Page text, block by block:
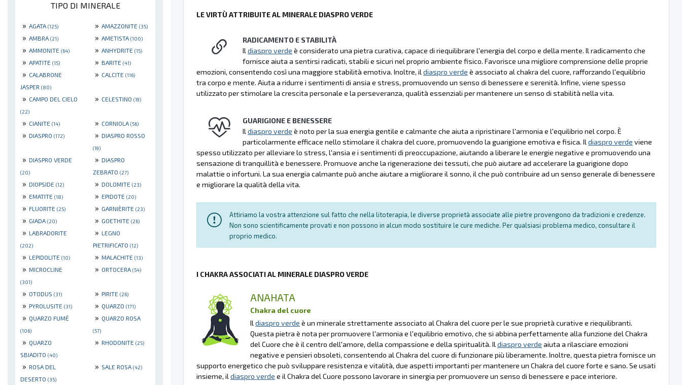
TIPO DI MINERALE
» AGATA (125) » AMAZZONITE (35)
» AMBRA (21) » AMETISTA (100)
» AMMONITE (64) » ANHYDRITE (15)
» APATITE (15) » BARITE (41)
» CALABRONE
JASPER (80)
» CALCITE (116)
» CAMPO DEL CIELO
(22)
» CELESTINO (19)
» CIANITE (14) » CORNIOLA (56)
» DIASPRO (172) » DIASPRO ROSSO
(19)
» DIASPRO VERDE
(20)
» DIASPRO
ZEBRATO (27)
» DIOPSIDE (12) » DOLOMITE (23)
» EMATITE (18) » EPIDOTE (20)
» FLUORITE (25) » GARNIÈRITE (23)
» GIADA (20) » GOETHITE (26)
» LABRADORITE
(202)
» LEGNO
PIETRIFICATO (12)
» LEPIDOLITE (10) » MALACHITE (13)
» MICROCLINE
(301)
» ORTOCERA (54)
» OTODUS (31) » PIRITE (26)
» PYROLUSITE (31) » QUARZO (171)
» QUARZO FUMÉ
(106)
» QUARZO ROSA
(57)
» QUARZO
SBIADITO (40)
» RHODONITE (25)
» ROSA DEL
DESERTO (35)
» SALE ROSA (42)
LE VIRTÙ ATTRIBUITE AL MINERALE DIASPRO VERDE
RADICAMENTO E STABILITÀ
Ildiaspro verde è considerato una pietra curativa, capace di riequilibrare l'energia del corpo e della mente. Il radicamento che
fornisce aiuta a sentirsi radicati, stabili e sicuri nel proprio ambiente fisico. Favorisce una migliore comprensione delle proprie
emozioni, consentendo così una maggiore stabilità emotiva. Inoltre, ildiaspro verde è associato al chakra del cuore, rafforzando l'equilibrio
tra corpo e mente. Aiuta a ridurre i sentimenti di ansia e stress, promuovendo un senso di benessere e serenità. Infine, viene spesso
utilizzato per stimolare la crescita personale e la perseveranza, qualità essenziali per mantenere un senso di stabilità nella vita.
GUARIGIONE E BENESSERE
Ildiaspro verde è noto per la sua energia gentile e calmante che aiuta a ripristinare l'armonia e l'equilibrio nel corpo. È
particolarmente efficace nello stimolare il chakra del cuore, promuovendo la guarigione emotiva e fisica. Ildiaspro verde viene
spesso utilizzato per alleviare lo stress, l'ansia e i sentimenti di preoccupazione, aiutando a liberare le energie negative e promuovendo una
sensazione di tranquillità e benessere. Promuove anche la rigenerazione dei tessuti, che può aiutare ad accelerare la guarigione dopo
malattie o infortuni. La sua energia calmante può anche aiutare a migliorare il sonno, il che può contribuire ad un senso generale di benessere
e migliorare la qualità della vita.
Attiriamo la vostra attenzione sul fatto che nella litoterapia, le diverse proprietà associate alle pietre provengono da tradizioni e credenze.
Non sono scientificamente provati e non possono in alcun modo sostituire le cure mediche. Per qualsiasi problema medico, consultare il
proprio medico.
I CHAKRA ASSOCIATI AL MINERALE DIASPRO VERDE
ANAHATA
Chakra del cuore
Ildiaspro verde è un minerale strettamente associato al Chakra del cuore per le sue proprietà curative e riequilibranti.
Questa pietra è nota per promuovere l'armonia e l'equilibrio emotivo, che si abbina perfettamente alla funzione del Chakra
del Cuore che è il centro dell'amore, della compassione e della spiritualità. Ildiaspro verde aiuta a rilasciare emozioni
negative e pensieri obsoleti, consentendo al Chakra del cuore di funzionare più liberamente. Inoltre, questa pietra fornisce un
supporto energetico che può sviluppare resistenza e vitalità, due aspetti importanti per mantenere un Chakra del cuore forte e sano. Se usati
insieme, ildiaspro verde e il Chakra del Cuore possono lavorare in sinergia per promuovere un senso di benessere e pace interiore.